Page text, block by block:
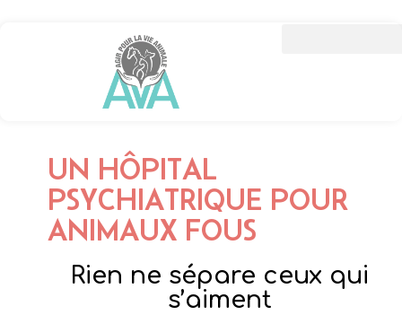
UN HÔPITAL
PSYCHIATRIQUE POUR
ANIMAUX FOUS
Rien ne sépare ceux qui
s’aiment